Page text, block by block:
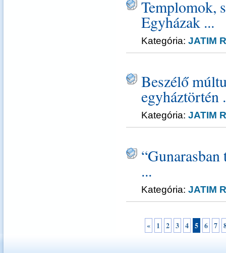
Templomok,
Egyházak ...
Kategória: JATIM
Beszélő
egyháztörtén
Kategória: JATIM
...
Kategória: JATIM
« 1 2 3 4 5 6 7